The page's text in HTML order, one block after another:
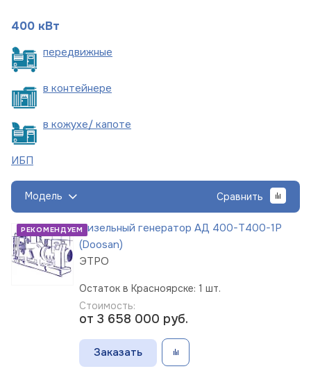
400 кВт
передвижные
в контейнере
в кожухе/ капоте
ИБП
Модель Сравнить
РЕКОМЕНДУЕМДизельный генератор АД 400-Т400-1Р
(Doosan)
ЭТРО
Остаток в Красноярске: 1 шт.
Стоимость:
от 3 658 000 руб.
Заказать